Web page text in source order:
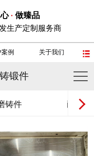
· 做臻品
生产定制服务商
例 关于我们
锻件
铸件 耐热钢